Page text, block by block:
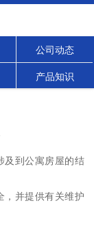
公司动态
产品知识
及到公寓房屋的结
，并提供有关维护